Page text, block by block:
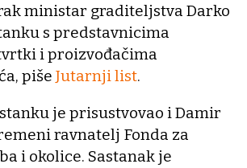
ministar graditeljstva Darko
s predstavnicima
i proizvođačima
piše Jutarnji list.
je prisustvovao i Damir
ravnatelj Fonda za
i okolice. Sastanak je